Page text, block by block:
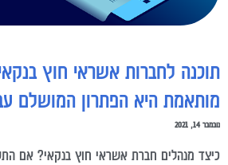
מותאמת היא הפתרון המושלם
נובמבר 14, 2021
כיצד מנהלים חברת אשראי חוץ בנקאי? אם